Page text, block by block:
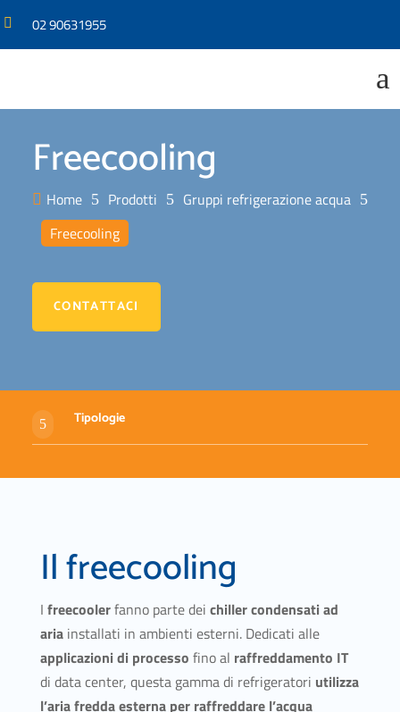
 02 90631955
a
Freecooling
 Home 5 Prodotti 5 Gruppi refrigerazione acqua 5
Freecooling
CONTATTACI
5 Tipologie
Il freecooling
I freecoolerfanno parte dei chiller condensati ad
ariainstallati in ambienti esterni. Dedicati alle
applicazioni di processo fino al raffreddamento IT
di data center, questa gamma di refrigeratori utilizza
l’aria fredda esterna per raffreddare l’acqua